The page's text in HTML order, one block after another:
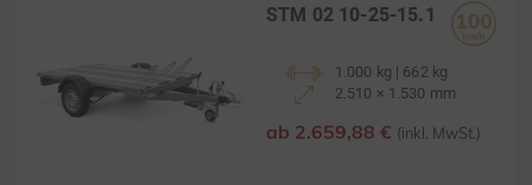
STM 02 10-25-15.1
1.000 kg | 662 kg
2.510 × 1.530 mm
ab 2.659,88 € (inkl. MwSt.)